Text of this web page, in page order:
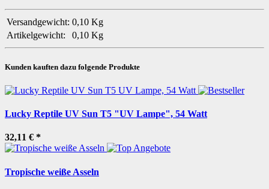
Versandgewicht: 0,10 Kg
Artikelgewicht:
0,10 Kg
Kunden kauften dazu folgende Produkte
Lucky Reptile UV Sun T5 "UV Lampe", 54 Watt
32,11 € *
Tropische weiße Asseln